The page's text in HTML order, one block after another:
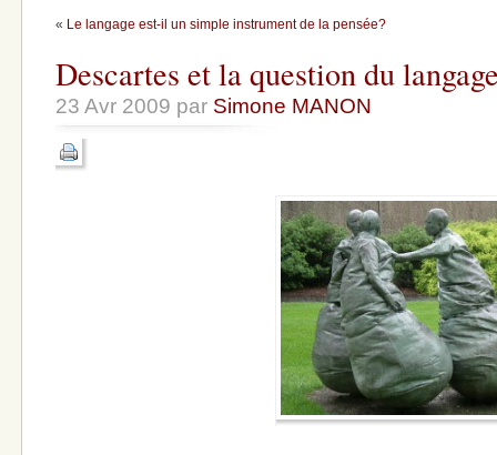
« Le langage est-il un simple instrument de la pensée?
Descartes et la question du
23 Avr 2009 par Simone MANON